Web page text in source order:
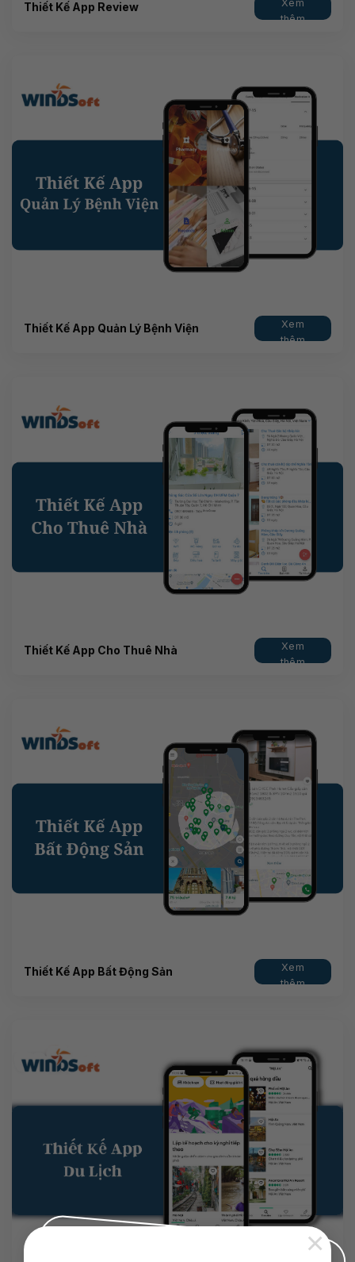
×
Thiết Kế App Review
Xem
thêm
Thiết Kế App Quản Lý Bệnh Viện
Xem
thêm
Thiết Kế App Cho Thuê Nhà
Xem
thêm
Thiết Kế App Bất Động Sản
Xem
thêm